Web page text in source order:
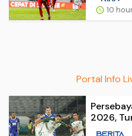
10
Portal Info
2026,